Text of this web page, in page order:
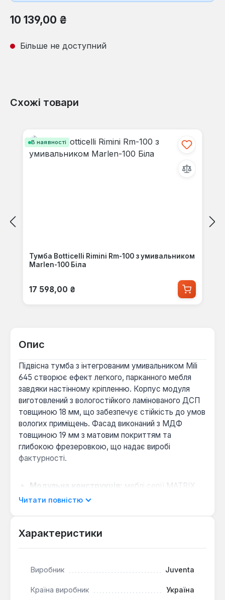
Звичайна ціна:
10 139,00 ₴
Більше не доступний
Схожі товари
В наявності
Тумба Botticelli Rimini Rm-100 з умивальником
Marlen-100 Біла
Звичайна ціна:
17 598,00 ₴
Опис
Підвісна тумба з інтегрованим умивальником Mili
645 створює ефект легкого, парканного мебля
завдяки настінному кріпленню. Корпус модуля
виготовлений з вологостійкого ламінованого ДСП
товщиною 18 мм, що забезпечує стійкість до умов
вологих приміщень. Фасад виконаний з МДФ
товщиною 19 мм з матовим покриттям та
глибокою фрезеровкою, що надає виробі
фактурності.
Модульна конструкція:
меблі серії MATRIX
дозволяють компонувати різні елементи, що
Двохтонне виконання:
візуальної глибини.
Підвісне рішення полегшує прибирання під тумбою
Читати повністю
Характеристики
Виробник Juventa
Країна виробник Україна